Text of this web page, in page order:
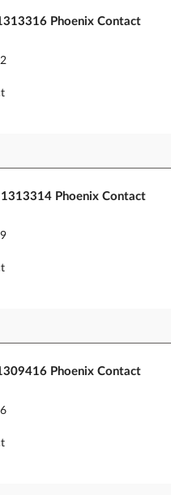
Phoenix Contact
Phoenix Contact
Phoenix Contact